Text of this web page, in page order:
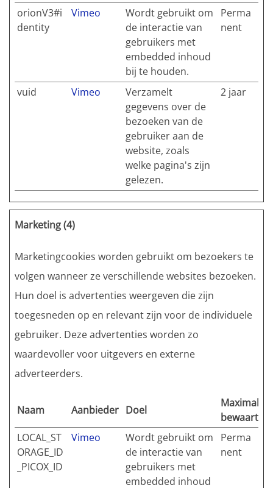
orionV3#i
dentity
Vimeo
Wordt gebruikt om
de interactie van
gebruikers met
embedded inhoud
bij te houden.
Perma
nent
vuid Vimeo
Verzamelt
gegevens over de
bezoeken van de
gebruiker aan de
website, zoals
welke pagina's zijn
gelezen.
2 jaar
Marketing (4)
Marketingcookies worden gebruikt om bezoekers te
volgen wanneer ze verschillende websites bezoeken.
Hun doel is advertenties weergeven die zijn
toegesneden op en relevant zijn voor de individuele
gebruiker. Deze advertenties worden zo
waardevoller voor uitgevers en externe
adverteerders.
Naam Aanbieder Doel
Maximale
LOCAL_ST
ORAGE_ID
_PICOX_ID
Vimeo
Wordt gebruikt om
de interactie van
gebruikers met
embedded inhoud
Perma
nent